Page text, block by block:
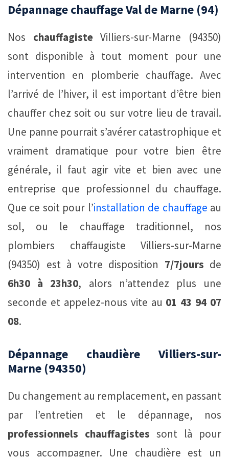
Dépannage chauffage Val de Marne (94)
Nos chauffagisteVilliers-sur-Marne (94350)
sont disponible à tout moment pour une
intervention en plomberie chauffage. Avec
l’arrivé de l’hiver, il est important d’être bien
chauffer chez soit ou sur votre lieu de travail.
Une panne pourrait s’avérer catastrophique et
vraiment dramatique pour votre bien être
générale, il faut agir vite et bien avec une
entreprise que professionnel du chauffage.
Que ce soit pour l’installation de chauffage au
sol, ou le chauffage traditionnel, nos
plombiers chaffaugiste Villiers-sur-Marne
(94350) est à votre disposition 7/7jours de
6h30 à 23h30, alors n’attendez plus une
seconde et appelez-nous vite au 01 43 94 07
08.
Dépannage chaudière Villiers-sur-
Marne (94350)
Du changement au remplacement, en passant
par l’entretien et le dépannage, nos
professionnels chauffagistes sont là pour
vous accompagner. Une chaudière est un